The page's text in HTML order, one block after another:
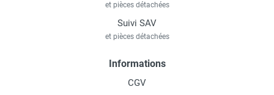
et pièces détachées
Suivi SAV
et pièces détachées
Informations
CGV